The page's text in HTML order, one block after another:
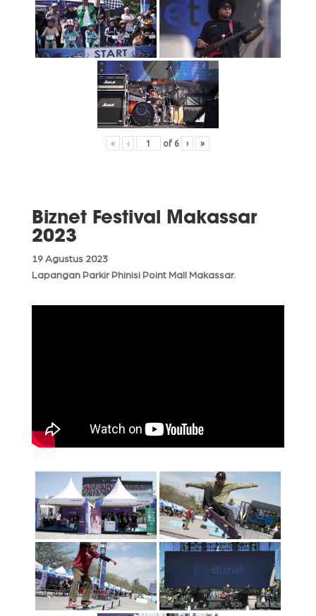
« ‹ of 6 › »
Biznet Festival Makassar
2023
19 Agustus 2023
Lapangan Parkir Phinisi Point Mall Makassar.